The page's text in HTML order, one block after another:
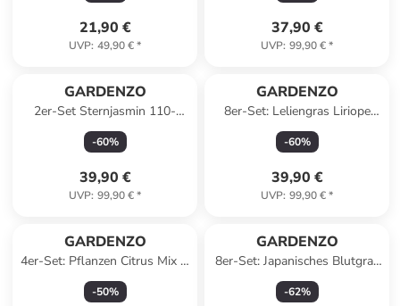
21,90 €
UVP: 49,90 €*
37,90 €
UVP: 99,90 €*
GARDENZO
2er-Set Sternjasmin 110-
120cm 2L Topf
-60%
39,90 €
UVP: 99,90 €*
GARDENZO
8er-Set: Leliengras Liriope
Muscari in Lila
-60%
39,90 €
UVP: 99,90 €*
GARDENZO
4er-Set: Pflanzen Citrus Mix in
Bunt
-50%
GARDENZO
8er-Set: Japanisches Blutgras
Imperata cyl. Red Barron in
Bunt
-62%